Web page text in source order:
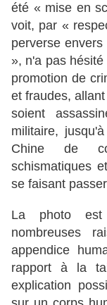
été « mise en
voit, par «
perverse
», n'a pas
promotion de
et fraudes,
soient
militaire,
Chine de
schismatiques
se faisant
La photo est
nombreuses
appendice
rapport à la
explication